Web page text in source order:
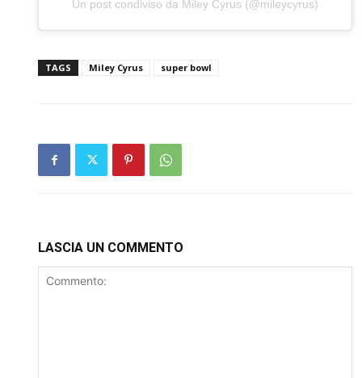
Un post condiviso da Miley Cyrus (@mileycyrus)
TAGS Miley Cyrus super bowl
LASCIA UN COMMENTO